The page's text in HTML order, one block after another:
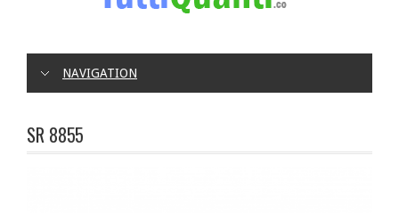
NAVIGATION
SR 8855